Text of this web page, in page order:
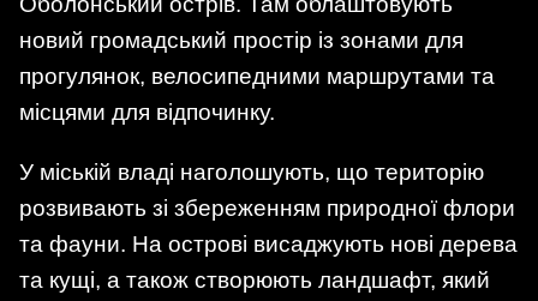
новий громадський простір із зонами для
прогулянок, велосипедними маршрутами та
місцями для відпочинку.
У міській владі наголошують, що територію
розвивають зі збереженням природної флори
та фауни. На острові висаджують нові дерева
та кущі, а також створюють ландшафт, який